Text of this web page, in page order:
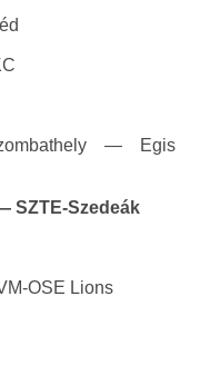
— Egis
SZTE-Szedeák
OSE Lions